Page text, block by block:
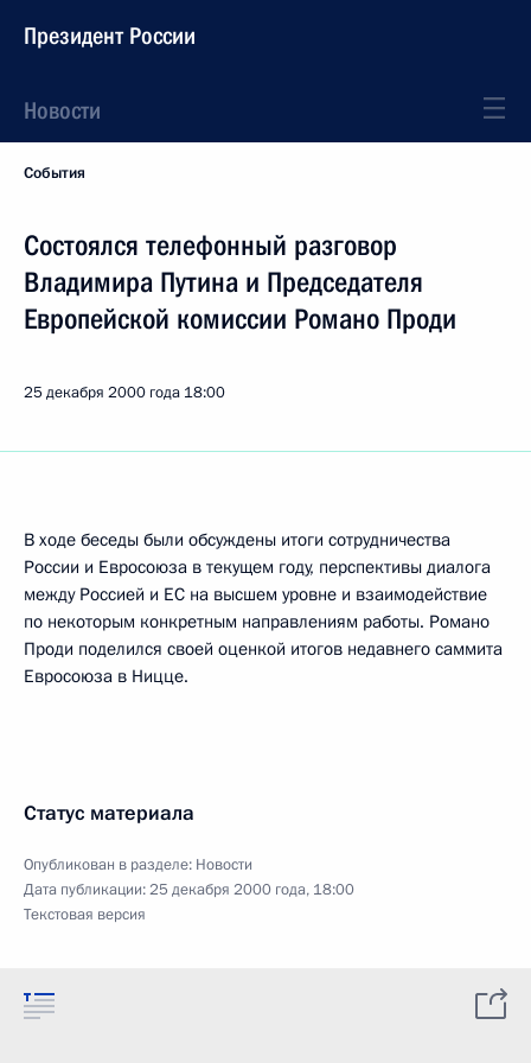
Президент России
Новости
События
Состоялся телефонный разговор
Владимира Путина и Председателя
Европейской комиссии Романо Проди
25 декабря 2000 года 18:00
В ходе беседы были обсуждены итоги сотрудничества
России и Евросоюза в текущем году, перспективы диалога
между Россией и ЕС на высшем уровне и взаимодействие
по некоторым конкретным направлениям работы. Романо
Проди поделился своей оценкой итогов недавнего саммита
Евросоюза в Ницце.
Статус материала
Опубликован в разделе: Новости
Дата публикации:25 декабря 2000 года, 18:00
Текстовая версия